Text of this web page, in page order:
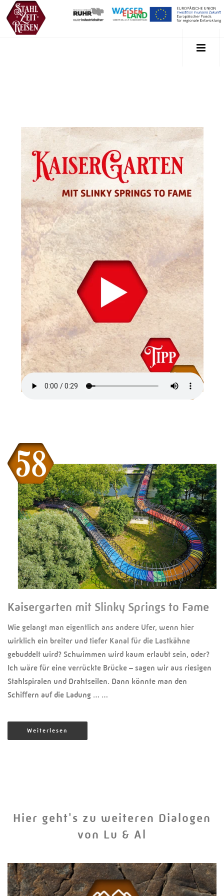
Kaisergarten mit Slinky Springs to Fame
Wie gelangt man eigentlich ans andere Ufer, wenn hier
wirklich ein breiter und tiefer Kanal für die Lastkähne
gebuddelt wird? Schwimmen wird kaum erlaubt sein, oder?
Ich wäre für eine verrückte Brücke – sagen wir aus riesigen
Stahlspiralen und Drahtseilen. Dann könnte man den
Schiffern auf die Ladung … …
Weiterlesen
Hier geht's zu weiteren Dialogen
von Lu & Al